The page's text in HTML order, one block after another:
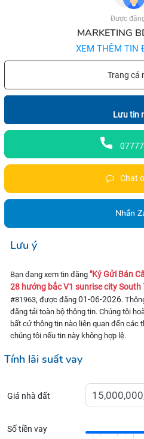
Được
MARKETING
XEM THÊM TIN
Trang cá
Lưu tin
Chat
Nhắn
Lưu ý
Bạn đang xem tin đăng "Ký Gửi Bán
28 hướng bắc V1 sunrise city South
#81963, được đăng 01-06-2026.
đăng tải toàn bộ thông tin. Chúng tôi
bất cứ thông tin nào liên quan đến các
chúng tôi nếu tin này không hợp lệ.
Tính lãi suất vay
Giá nhà đất
Số tiền vay